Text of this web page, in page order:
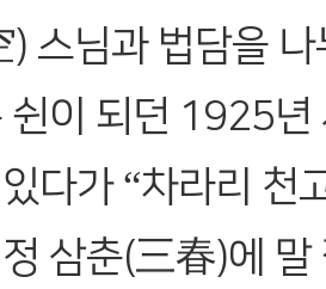
스님과 법담을
쉰이 되던 1925년
다가 “차라리 천
삼춘(三春)에 말